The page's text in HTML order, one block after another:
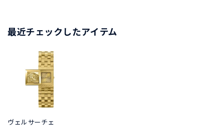
最近チェックしたアイテム
ヴェルサーチェ